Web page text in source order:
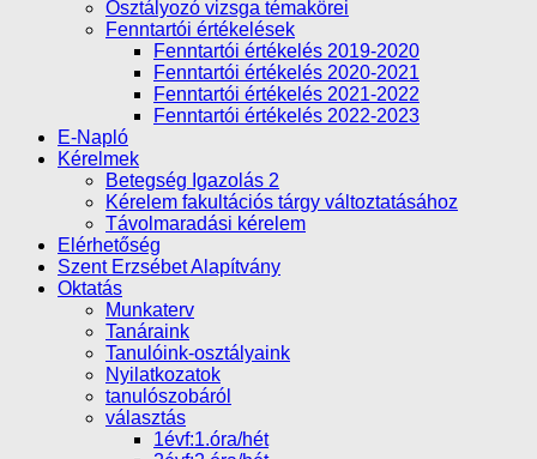
Osztályozó vizsga témakörei
Fenntartói értékelések
Fenntartói értékelés 2019-2020
Fenntartói értékelés 2020-2021
Fenntartói értékelés 2021-2022
Fenntartói értékelés 2022-2023
E-Napló
Kérelmek
Betegség Igazolás 2
Kérelem fakultációs tárgy változtatásához
Távolmaradási kérelem
Elérhetőség
Szent Erzsébet Alapítvány
Oktatás
Munkaterv
Tanáraink
Tanulóink-osztályaink
Nyilatkozatok
tanulószobáról
választás
1évf:1.óra/hét